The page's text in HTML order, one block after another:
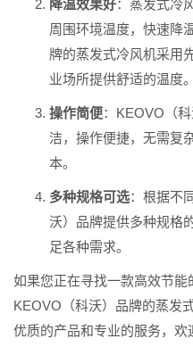
降温效果好：蒸发式冷
周围环境温度，快速降
牌的蒸发式冷风机采用
业场所提供舒适的温度。
操作简便：KEOVO（
洁，操作便捷，无需复
本。
多种规格可选：根据不
沃）品牌提供多种规格
足各种需求。
如果您正在寻找一款高效节能
KEOVO（科沃）品牌的蒸发
优质的产品和专业的服务，